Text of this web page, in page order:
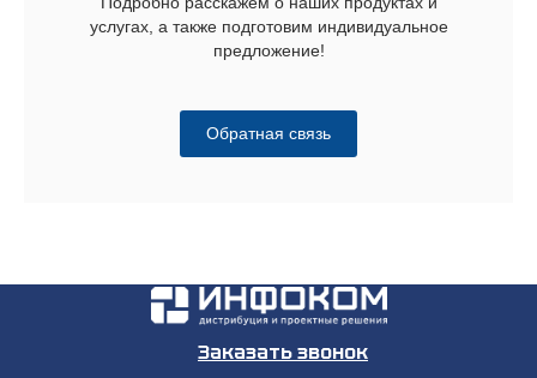
услугах, а также подготовим индивидуальное
предложение!
Обратная связь
Заказать звонок